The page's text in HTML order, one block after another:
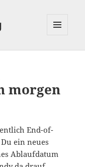
morgen
End-of-
ein neues
Ablaufdatum